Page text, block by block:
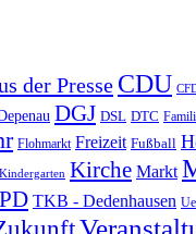
der Presse CDU
DGJ DSL DTC
Flohmarkt Freizeit Fußball
Kindergarten Kirche Markt
TKB - Dedenhausen